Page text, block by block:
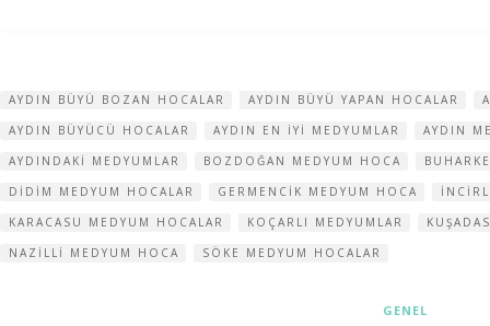
AYDIN BÜYÜ BOZAN HOCALAR AYDIN BÜYÜ YAPAN HOCALAR
AYDIN BÜYÜCÜ HOCALAR
AYDIN EN IYI MEDYUMLAR
AYDIN
AYDINDAKI MEDYUMLAR
BOZDOĞAN MEDYUM HOCA
DIDIM MEDYUM HOCALAR
GERMENCIK MEDYUM HOCA
KARACASU MEDYUM HOCALAR
KOÇARLI MEDYUMLAR
NAZILLI MEDYUM HOCA
SÖKE MEDYUM HOCALAR
GENEL